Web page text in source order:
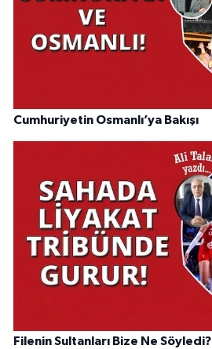
Cumhuriyetin Osmanlı’ya Bakışı
Filenin Sultanları Bize Ne Söyledi?